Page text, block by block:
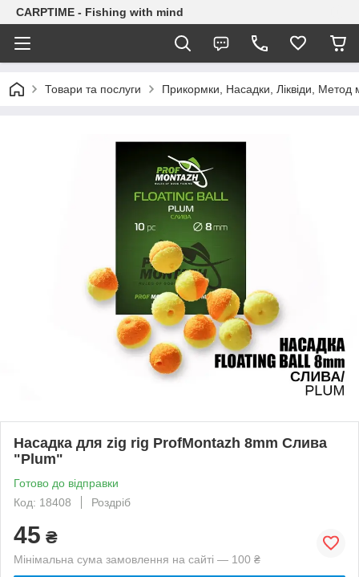
CARPTIME - Fishing with mind
Товари та послуги Прикормки, Насадки, Ліквіди, Метод
Насадка для zig rig ProfMontazh 8mm Слива
"Plum"
Готово до відправки
Код: 18408
Роздріб
45 ₴
Мінімальна сума замовлення на сайті — 100 ₴